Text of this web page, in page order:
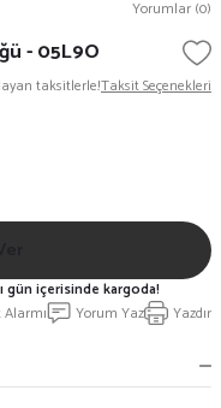
Yorumlar (0)
- 05L9O
taksitlerle!Taksit Seçenekleri
Alarmı Yorum Yaz Yazdır
gün içerisinde kargoda!